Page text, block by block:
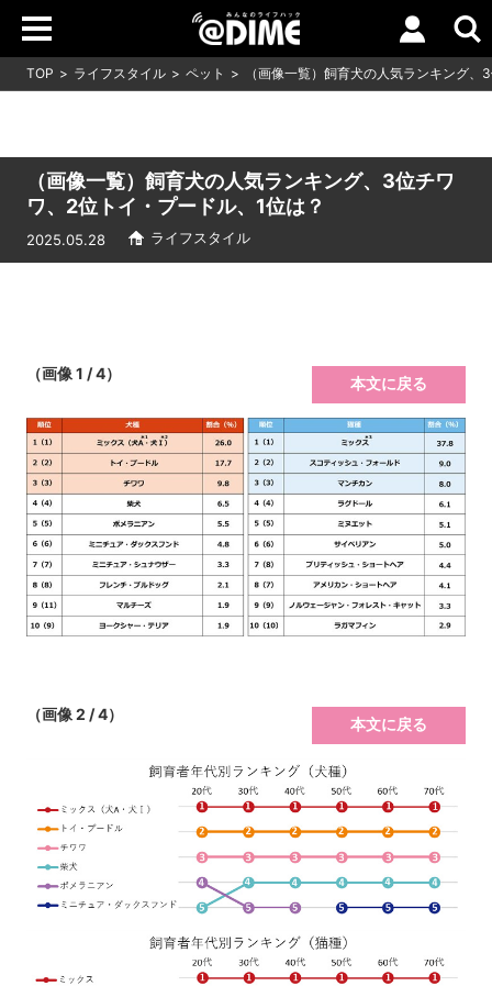
TOP ライフスタイル ペット （画像一覧）飼育犬の人気ランキング
（画像一覧）飼育犬の人気ランキング、3位チワ
ワ、2位トイ・プードル、1位は？
2025.05.28 ライフスタイル
（画像 1 / 4）
本文に戻る
（画像 2 / 4）
本文に戻る